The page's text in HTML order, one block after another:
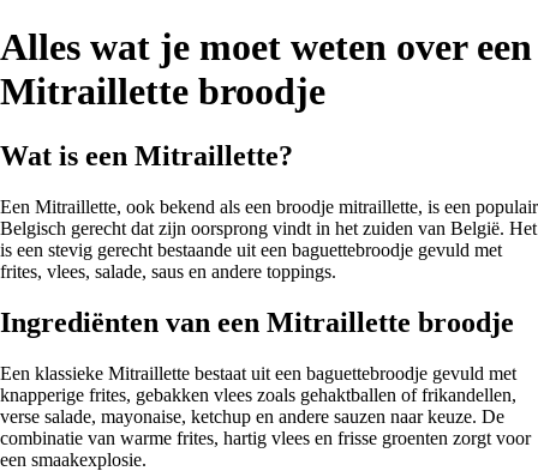
Alles wat je moet weten over een
Mitraillette broodje
Wat is een Mitraillette?
Een Mitraillette, ook bekend als een broodje mitraillette, is een populair
Belgisch gerecht dat zijn oorsprong vindt in het zuiden van België. Het
is een stevig gerecht bestaande uit een baguettebroodje gevuld met
frites, vlees, salade, saus en andere toppings.
Ingrediënten van een Mitraillette broodje
Een klassieke Mitraillette bestaat uit een baguettebroodje gevuld met
knapperige frites, gebakken vlees zoals gehaktballen of frikandellen,
verse salade, mayonaise, ketchup en andere sauzen naar keuze. De
combinatie van warme frites, hartig vlees en frisse groenten zorgt voor
een smaakexplosie.